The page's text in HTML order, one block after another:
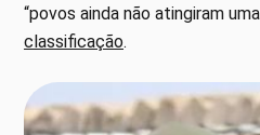
“povos ainda não atingiram
classificação.